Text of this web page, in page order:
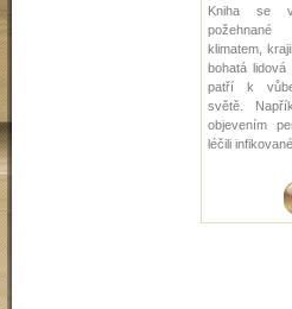
Kniha se
požehnané
klimatem,
bohatá
patří k
světě.
objevením
léčili